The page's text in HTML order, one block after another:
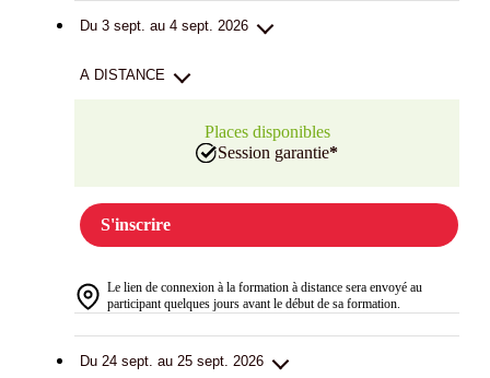
Du 3 sept. au 4 sept. 2026
A DISTANCE
Places disponibles
Session garantie*
S'inscrire
Le lien de connexion à la formation à distance sera envoyé au
participant quelques jours avant le début de sa formation.
Du 24 sept. au 25 sept. 2026